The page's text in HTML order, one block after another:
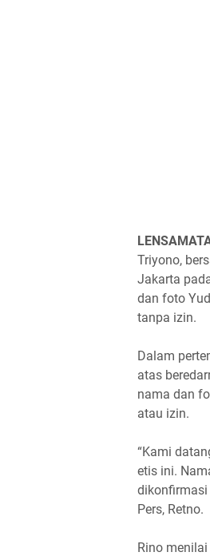
Triyono,
Jakarta
dan foto
tanpa izin.
Dalam
atas
nama dan
atau izin.
“Kami
etis ini.
dikonfirmasi
Pers, Retno.
Rino